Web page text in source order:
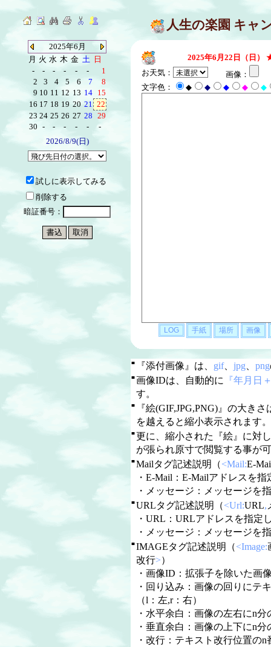
人生の楽園 キャ
2025年6月
月 火 水 木 金 土 日
-
- - - - -
1
2
3 4 5 6 7
8
9 10 11 12 13 14 15
16 17 18 19 20 21 22
23 24 25 26 27 28 29
30 - - - - -
-
2026/8/9(日)
試しに表示してみる
削除する
暗証番号：
2025年6月22日（日）
お天気：
画像：
文字色：
◆ ◆ ◆ ◆ ◆
■ 『添付画像』は、 gif、 jpg、 png
■画像IDは、自動的に 『年月日
す。
■
『絵(GIF,JPG,PNG)』の大きさ
を越えると縮小表示されます。
■更に、縮小された『絵』に対
が張られ原寸で閲覧する事が
■Mailタグ記述説明（<Mail:E-
・E-Mail：E-Mailアドレスを
・メッセージ：メッセージを
■URLタグ記述説明（<Url:URL,
・URL：URLアドレスを指定
・メッセージ：メッセージを
■IMAGEタグ記述説明（<Image:
改行>）
・画像ID：拡張子を除いた画
・回り込み：画像の回りにテ
（l：左,r：右）
・水平余白：画像の左右にn
・垂直余白：画像の上下にn
・改行：テキスト改行位置の